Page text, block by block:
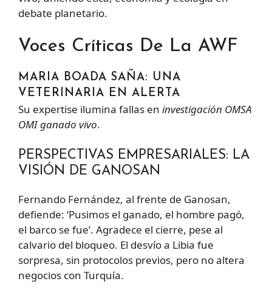
debate planetario.
Voces Críticas De La AWF
MARIA BOADA SAÑA: UNA
VETERINARIA EN ALERTA
Su expertise ilumina fallas en investigación OMSA
OMI ganado vivo.
PERSPECTIVAS EMPRESARIALES: LA
VISIÓN DE GANOSAN
Fernando Fernández, al frente de Ganosan,
defiende: ‘Pusimos el ganado, el hombre pagó,
el barco se fue’. Agradece el cierre, pese al
calvario del bloqueo. El desvío a Libia fue
sorpresa, sin protocolos previos, pero no altera
negocios con Turquía.